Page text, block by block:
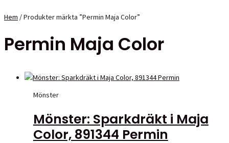
Hem / Produkter märkta ”Permin Maja Color”
Permin Maja Color
Mönster
Mönster: Sparkdräkt i Maja
Color, 891344 Permin